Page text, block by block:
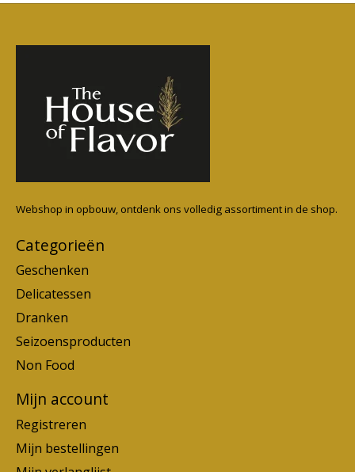
Webshop in opbouw, ontdenk ons volledig assortiment in de shop.
Categorieën
Geschenken
Delicatessen
Dranken
Seizoensproducten
Non Food
Mijn account
Registreren
Mijn bestellingen